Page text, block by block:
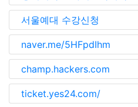
서울예대 수강신청
naver.me/5HFpdIhm
champ.hackers.com
ticket.yes24.com/